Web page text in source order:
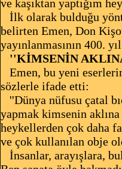
ve kaşıktan yaptığım
İlk olarak bulduğu
belirten Emen, Don
yayınlanmasının 400.
''KİMSENİN
Emen, bu yeni
sözlerle ifade etti:
''Dünya nüfusu çatal
yapmak kimsenin aklına
heykellerden çok daha
ve çok kullanılan obje
İnsanlar, arayışlara,